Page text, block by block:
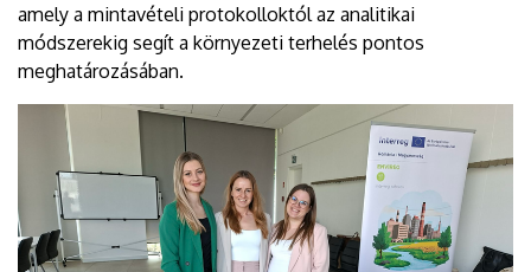
amely a mintavételi protokolloktól az analitikai
módszerekig segít a környezeti terhelés pontos
meghatározásában.